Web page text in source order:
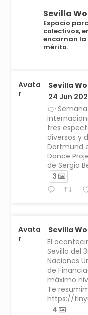
Sevilla
Espacio
colectivos,
encarnan
mérito.
Avata
r
Sevilla
24 Jun
👉
tres
diversos y
Dortmund
Dance
de Sergio
3
Avata
r
Sevilla
El
Sevilla del
Naciones
de
máximo
Te
https://
4